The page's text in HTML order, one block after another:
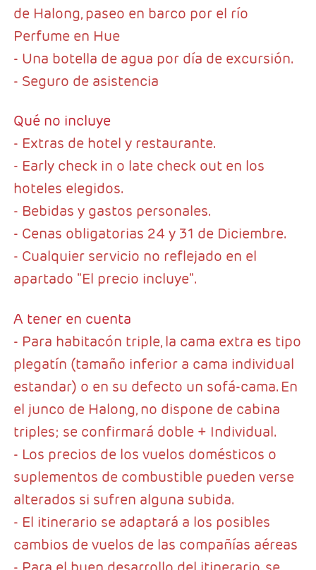
de Halong, paseo en barco por el río
Perfume en Hue
- Una botella de agua por día de excursión.
- Seguro de asistencia
Qué no incluye
- Extras de hotel y restaurante.
- Early check in o late check out en los
hoteles elegidos.
- Bebidas y gastos personales.
- Cenas obligatorias 24 y 31 de Diciembre.
- Cualquier servicio no reflejado en el
apartado "El precio incluye".
A tener en cuenta
- Para habitacón triple, la cama extra es tipo
plegatín (tamaño inferior a cama individual
estandar) o en su defecto un sofá-cama. En
el junco de Halong, no dispone de cabina
triples; se confirmará doble + Individual.
- Los precios de los vuelos domésticos o
suplementos de combustible pueden verse
alterados si sufren alguna subida.
- El itinerario se adaptará a los posibles
cambios de vuelos de las compañías aéreas